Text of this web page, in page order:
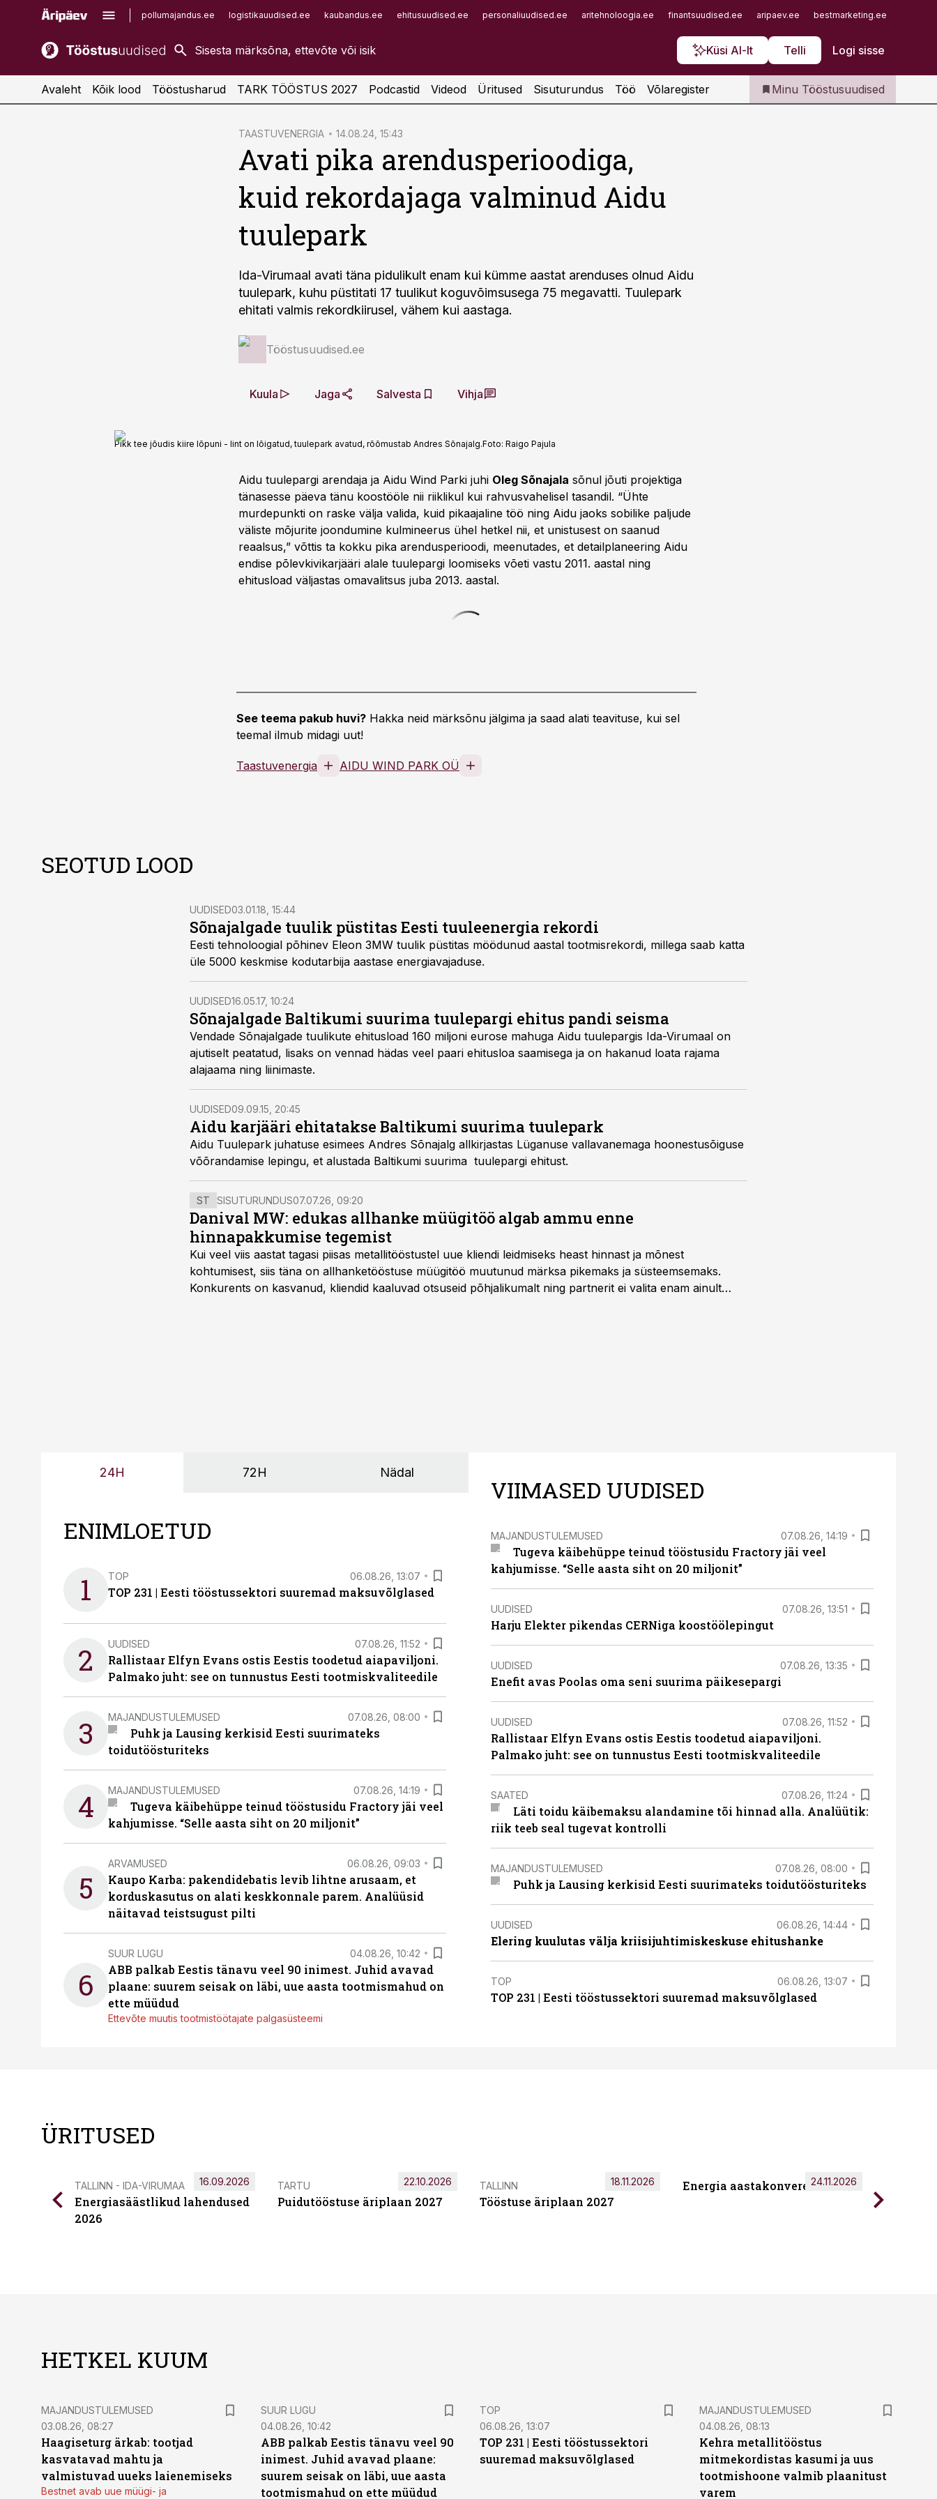
pollumajandus.ee logistikauudised.ee kaubandus.ee ehitusuudised.ee personaliuudised.ee aritehnoloogia.ee finantsuudised.ee aripaev.ee bestmarketing.ee
Küsi AI-lt Telli Logi sisse
kaubandus.ee
kinnisvarauudised.ee
imelineajalugu.ee
Infopank
Iseteenindus
Telli Tööstusuudised
Avaleht Kõik lood Tööstusharud TARK TÖÖSTUS 2027 Podcastid Videod Üritused Sisuturundus Töö Võlaregister Minu Tööstusuudised
TAASTUVENERGIA 14.08.24, 15:43
Avati pika arendusperioodiga,
kuid rekordajaga valminud Aidu
tuulepark
Ida-Virumaal avati täna pidulikult enam kui kümme aastat arenduses olnud Aidu
tuulepark, kuhu püstitati 17 tuulikut koguvõimsusega 75 megavatti. Tuulepark
ehitati valmis rekordkiirusel, vähem kui aastaga.
Tööstusuudised.ee
Kuula Jaga Salvesta Vihja
Pikk tee jõudis kiire lõpuni - lint on lõigatud, tuulepark avatud, rõõmustab Andres Sõnajalg.Foto: Raigo Pajula
Aidu tuulepargi arendaja ja Aidu Wind Parki juhi Oleg Sõnajala sõnul jõuti projektiga
tänasesse päeva tänu koostööle nii riiklikul kui rahvusvahelisel tasandil. “Ühte
murdepunkti on raske välja valida, kuid pikaajaline töö ning Aidu jaoks sobilike paljude
väliste mõjurite joondumine kulmineerus ühel hetkel nii, et unistusest on saanud
reaalsus,” võttis ta kokku pika arendusperioodi, meenutades, et detailplaneering Aidu
endise põlevkivikarjääri alale tuulepargi loomiseks võeti vastu 2011. aastal ning
ehitusload väljastas omavalitsus juba 2013. aastal.
See teema pakub huvi? Hakka neid märksõnu jälgima ja saad alati teavituse, kui sel
teemal ilmub midagi uut!
Taastuvenergia AIDU WIND PARK OÜ
SEOTUD LOOD
UUDISED03.01.18, 15:44
Sõnajalgade tuulik püstitas Eesti tuuleenergia rekordi
Eesti tehnoloogial põhinev Eleon 3MW tuulik püstitas möödunud aastal tootmisrekordi, millega saab katta
üle 5000 keskmise kodutarbija aastase energiavajaduse.
UUDISED16.05.17, 10:24
Sõnajalgade Baltikumi suurima tuulepargi ehitus pandi seisma
Vendade Sõnajalgade tuulikute ehitusload 160 miljoni eurose mahuga Aidu tuulepargis Ida-Virumaal on
ajutiselt peatatud, lisaks on vennad hädas veel paari ehitusloa saamisega ja on hakanud loata rajama
alajaama ning liinimaste.
UUDISED09.09.15, 20:45
Aidu karjääri ehitatakse Baltikumi suurima tuulepark
Aidu Tuulepark juhatuse esimees Andres Sõnajalg allkirjastas Lüganuse vallavanemaga hoonestusõiguse
võõrandamise lepingu, et alustada Baltikumi suurima tuulepargi ehitust.
ST SISUTURUNDUS07.07.26, 09:20
Danival MW: edukas allhanke müügitöö algab ammu enne
hinnapakkumise tegemist
Kui veel viis aastat tagasi piisas metallitööstustel uue kliendi leidmiseks heast hinnast ja mõnest
kohtumisest, siis täna on allhanketööstuse müügitöö muutunud märksa pikemaks ja süsteemsemaks.
Konkurents on kasvanud, kliendid kaaluvad otsuseid põhjalikumalt ning partnerit ei valita enam ainult
24H 72H Nädal
ENIMLOETUD
1 TOP 06.08.26, 13:07
TOP 231 | Eesti tööstussektori suuremad maksuvõlglased
2 UUDISED 07.08.26, 11:52
Rallistaar Elfyn Evans ostis Eestis toodetud aiapaviljoni.
Palmako juht: see on tunnustus Eesti tootmiskvaliteedile
3 MAJANDUSTULEMUSED 07.08.26, 08:00
Puhk ja Lausing kerkisid Eesti suurimateks
toidutöösturiteks
4 MAJANDUSTULEMUSED 07.08.26, 14:19
Tugeva käibehüppe teinud tööstusidu Fractory jäi veel
kahjumisse. “Selle aasta siht on 20 miljonit”
5
ARVAMUSED 06.08.26, 09:03
Kaupo Karba: pakendidebatis levib lihtne arusaam, et
korduskasutus on alati keskkonnale parem. Analüüsid
näitavad teistsugust pilti
6
SUUR LUGU 04.08.26, 10:42
ABB palkab Eestis tänavu veel 90 inimest. Juhid avavad
plaane: suurem seisak on läbi, uue aasta tootmismahud on
ette müüdud
Ettevõte muutis tootmistöötajate palgasüsteemi
VIIMASED UUDISED
MAJANDUSTULEMUSED 07.08.26, 14:19
Tugeva käibehüppe teinud tööstusidu Fractory jäi veel
kahjumisse. “Selle aasta siht on 20 miljonit”
UUDISED 07.08.26, 13:51
Harju Elekter pikendas CERNiga koostöölepingut
UUDISED 07.08.26, 13:35
Enefit avas Poolas oma seni suurima päikesepargi
UUDISED 07.08.26, 11:52
Rallistaar Elfyn Evans ostis Eestis toodetud aiapaviljoni.
Palmako juht: see on tunnustus Eesti tootmiskvaliteedile
SAATED 07.08.26, 11:24
Läti toidu käibemaksu alandamine tõi hinnad alla. Analüütik:
riik teeb seal tugevat kontrolli
MAJANDUSTULEMUSED 07.08.26, 08:00
Puhk ja Lausing kerkisid Eesti suurimateks toidutöösturiteks
UUDISED 06.08.26, 14:44
Elering kuulutas välja kriisijuhtimiskeskuse ehitushanke
TOP 06.08.26, 13:07
TOP 231 | Eesti tööstussektori suuremad maksuvõlglased
ÜRITUSED
TALLINN - IDA-VIRUMAA
Energiasäästlikud lahendused
2026
16.09.2026 TARTU
Puidutööstuse äriplaan 2027
22.10.2026 TALLINN
Tööstuse äriplaan 2027
18.11.2026 Energia aastakonverents 2026
24.11.2026
HETKEL KUUM
MAJANDUSTULEMUSED
03.08.26, 08:27
Haagiseturg ärkab: tootjad
kasvatavad mahtu ja
valmistuvad uueks laienemiseks
Bestnet avab uue müügi- ja
SUUR LUGU
04.08.26, 10:42
ABB palkab Eestis tänavu veel 90
inimest. Juhid avavad plaane:
suurem seisak on läbi, uue aasta
tootmismahud on ette müüdud
TOP
06.08.26, 13:07
TOP 231 | Eesti tööstussektori
suuremad maksuvõlglased
MAJANDUSTULEMUSED
04.08.26, 08:13
Kehra metallitööstus
mitmekordistas kasumi ja uus
tootmishoone valmib plaanitust
varem